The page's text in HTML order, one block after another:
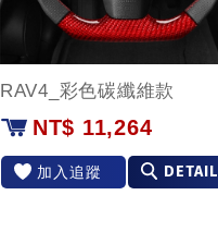
RAV4_彩色碳纖維款
NT$ 11,264
加入追蹤 DETAIL